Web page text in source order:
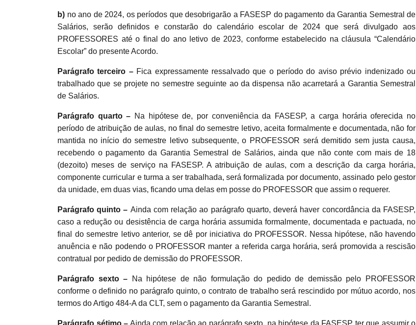
b) no ano de 2024, os períodos que desobrigarão a FASESP do pagamento da Garantia Semestral de
Salários, serão definidos e constarão do calendário escolar de 2024 que será divulgado aos
PROFESSORES até o final do ano letivo de 2023, conforme estabelecido na cláusula “Calendário
Escolar” do presente Acordo.
Parágrafo terceiro – Fica expressamente ressalvado que o período do aviso prévio indenizado ou
trabalhado que se projete no semestre seguinte ao da dispensa não acarretará a Garantia Semestral
de Salários.
Parágrafo quarto – Na hipótese de, por conveniência da FASESP, a carga horária oferecida no
período de atribuição de aulas, no final do semestre letivo, aceita formalmente e documentada, não for
mantida no início do semestre letivo subsequente, o PROFESSOR será demitido sem justa causa,
recebendo o pagamento da Garantia Semestral de Salários, ainda que não conte com mais de 18
(dezoito) meses de serviço na FASESP. A atribuição de aulas, com a descrição da carga horária,
componente curricular e turma a ser trabalhada, será formalizada por documento, assinado pelo gestor
da unidade, em duas vias, ficando uma delas em posse do PROFESSOR que assim o requerer.
Parágrafo quinto – Ainda com relação ao parágrafo quarto, deverá haver concordância da FASESP,
caso a redução ou desistência de carga horária assumida formalmente, documentada e pactuada, no
final do semestre letivo anterior, se dê por iniciativa do PROFESSOR. Nessa hipótese, não havendo
anuência e não podendo o PROFESSOR manter a referida carga horária, será promovida a rescisão
contratual por pedido de demissão do PROFESSOR.
Parágrafo sexto –
Na hipótese de não formulação do pedido de demissão pelo PROFESSOR
conforme o definido no parágrafo quinto, o contrato de trabalho será rescindido por mútuo acordo, nos
termos do Artigo 484-A da CLT, sem o pagamento da Garantia Semestral.
Parágrafo sétimo – Ainda com relação ao parágrafo sexto, na hipótese da FASESP ter que assumir o